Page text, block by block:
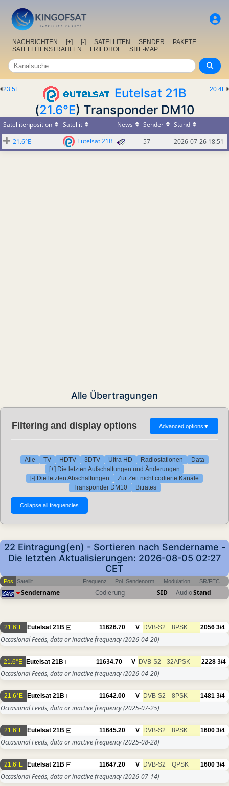
NACHRICHTEN [+] [-] SATELLITEN SENDER
PAKETE
SATELLITENSTRAHLEN
FRIEDHOF SITE-MAP
20.4E
23.5E
Eutelsat 21B
(21.6°E) Transponder DM10
Satellitenposition Satellit News Sender
Stand
21.6°E
Eutelsat 21B 57 2026-07-26 18:51
Alle Übertragungen
Filtering and display options Advanced options ▼
Alle TV HDTV 3DTV Ultra HD Radiostationen
Data
[+] Die letzten Aufschaltungen und Änderungen
[-] Die letzten Abschaltungen
Zur Zeit nicht codierte Kanäle
Transponder DM10
Bitrates
22 Eintragung(en) - Sortieren nach Sendername -
Die letzten Aktualisierungen: 2026-08-05 02:27
CET
Pos Satellit Frequenz Pol Sendenorm Modulation SR/FEC
Sendername Codierung SID AudioStand
21.6°E Eutelsat 21B 11626.70 V DVB-S2 8PSK 2056 3/4
Occasional Feeds, data or inactive frequency(2026-04-20)
21.6°E Eutelsat 21B 11634.70 V DVB-S2 32APSK 2228 3/4
Occasional Feeds, data or inactive frequency(2026-04-20)
21.6°E Eutelsat 21B 11642.00 V DVB-S2 8PSK 1481 3/4
Occasional Feeds, data or inactive frequency(2025-07-25)
21.6°E Eutelsat 21B 11645.20 V DVB-S2 8PSK 1600 3/4
Occasional Feeds, data or inactive frequency(2025-08-28)
21.6°E Eutelsat 21B 11647.20 V DVB-S2 QPSK 1600 3/4
Occasional Feeds, data or inactive frequency(2026-07-14)